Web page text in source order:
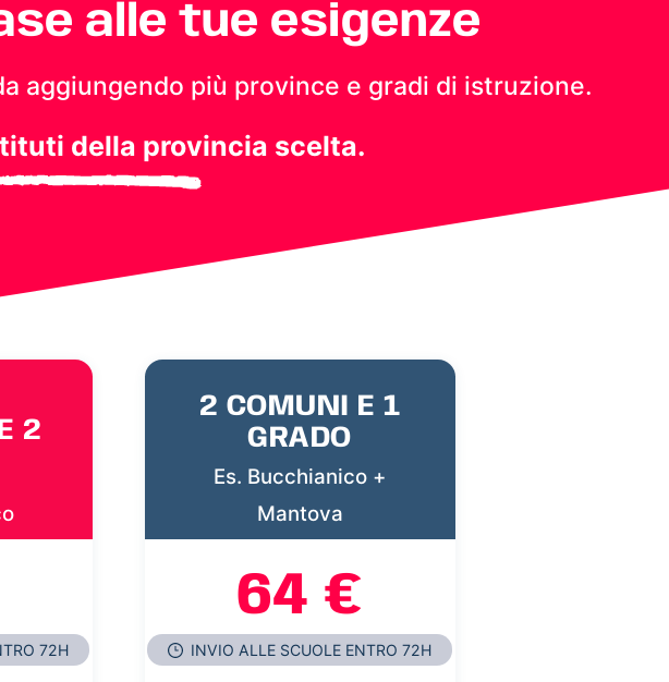
alle tue esigenze
aggiungendo più province e gradi di istruzione.
della provincia scelta.
2
72H
2 COMUNI E 1
GRADO
Es. Bucchianico +
Mantova
64 €
INVIO ALLE SCUOLE ENTRO 72H